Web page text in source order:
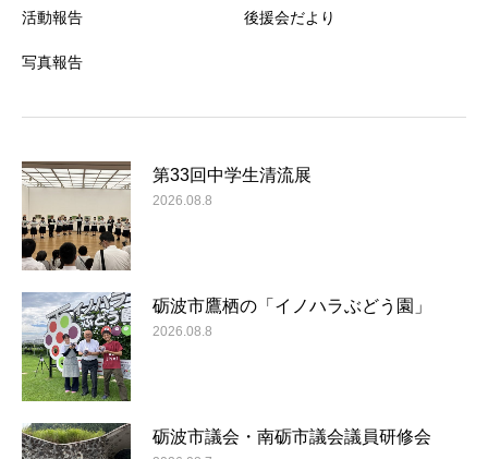
活動報告
写真報告
後援会だより
第33回中学生清流展
2026.08.8
砺波市鷹栖の「イノハラぶどう園」
2026.08.8
砺波市議会・南砺市議会議員研修会